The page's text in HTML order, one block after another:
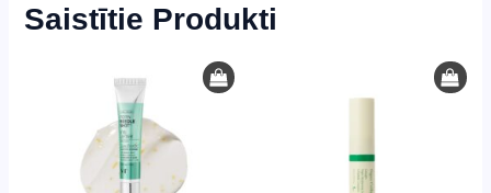
Saistītie Produkti